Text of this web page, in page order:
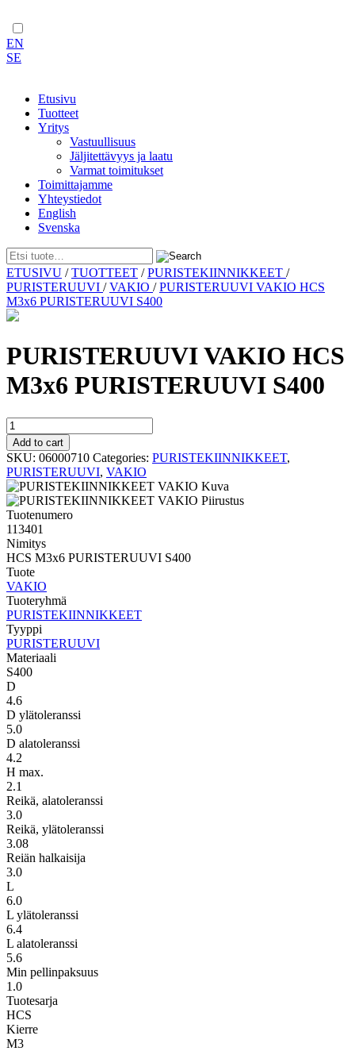
EN
SE
Etusivu
Tuotteet
Yritys
Vastuullisuus
Jäljitettävyys ja laatu
Varmat toimitukset
Toimittajamme
Yhteystiedot
English
Svenska
Skip
to
content
ETUSIVU /TUOTTEET /PURISTEKIINNIKKEET /
PURISTERUUVI /VAKIO /PURISTERUUVI VAKIO HCS
M3x6 PURISTERUUVI S400
PURISTERUUVI VAKIO HCS
M3x6 PURISTERUUVI S400
PURISTERUUVI
VAKIO
HCS
M3x6
PURISTERUUVI
S400
quantity
Add to cart
SKU: 06000710 Categories: PURISTEKIINNIKKEET,
PURISTERUUVI, VAKIO
Tuotenumero
113401
Nimitys
HCS M3x6 PURISTERUUVI S400
Tuote
VAKIO
Tuoteryhmä
PURISTEKIINNIKKEET
Tyyppi
PURISTERUUVI
Materiaali
S400
D
4.6
D ylätoleranssi
5.0
D alatoleranssi
4.2
H max.
2.1
Reikä, alatoleranssi
3.0
Reikä, ylätoleranssi
3.08
Reiän halkaisija
3.0
L
6.0
L ylätoleranssi
6.4
L alatoleranssi
5.6
Min pellinpaksuus
1.0
Tuotesarja
HCS
Kierre
M3